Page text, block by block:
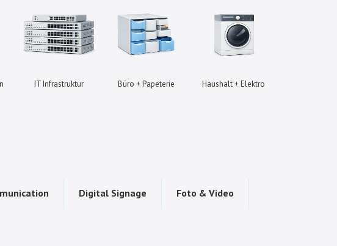
IT Infrastruktur Büro + Papeterie Haushalt + Elektro
Digital Signage Foto & Video